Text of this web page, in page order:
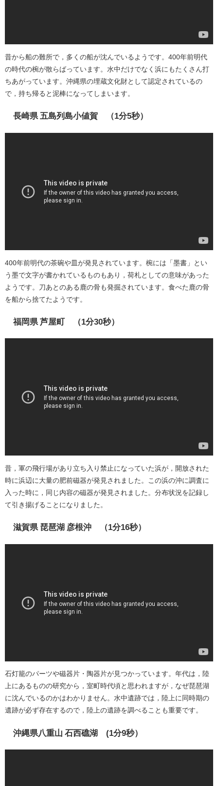
昔から船の難所で，多くの船が沈んでいるようです。400年前明代
の時代の椀が散らばっています。水中だけでなく浜にもたくさん打
ちあがっています。沖縄県の埋蔵文化財として認定されているの
で，持ち帰ると泥棒になってしまいます。
長崎県 五島列島小値賀 （1分5秒）
400年前明代の茶碗や皿が発見されています。椀には「墨書」とい
う墨で文字が書かれているものもあり，荷札としての意味があった
ようです。刀あとのある鹿の骨も発掘されています。食べた鹿の骨
を船から捨てたようです。
福岡県 芦屋町 （1分30秒）
昔，軍の飛行場があり立ち入り禁止になっていた浜が，開放された
時に浜辺に大量の肥前磁器が発見されました。この浜の沖に調査に
入った時に，同じ内容の磁器が発見されました。分布状況を記録し
て引き揚げることになりました。
滋賀県 琵琶湖 彦根沖 （1分16秒）
石灯籠のパーツや磁器片・陶器片が見つかっています。年代は，陸
上にあるものの研究から，室町時代頃と思われますが，なぜ琵琶湖
に沈んでいるのかはわかりません。水中遺跡では，陸上に同時期の
遺跡が必ず存在するので，陸上の遺跡を調べることも重要です。
沖縄県八重山 石西礁湖 (1分9秒）